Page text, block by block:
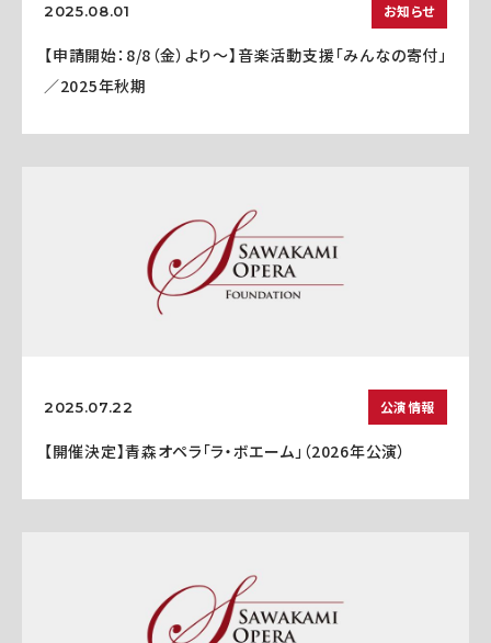
2025.08.01 お知らせ
【申請開始：8/8（金）より～】音楽活動支援「みんなの寄付」
／2025年秋期
2025.07.22 公演情報
【開催決定】青森オペラ「ラ・ボエーム」（2026年公演）